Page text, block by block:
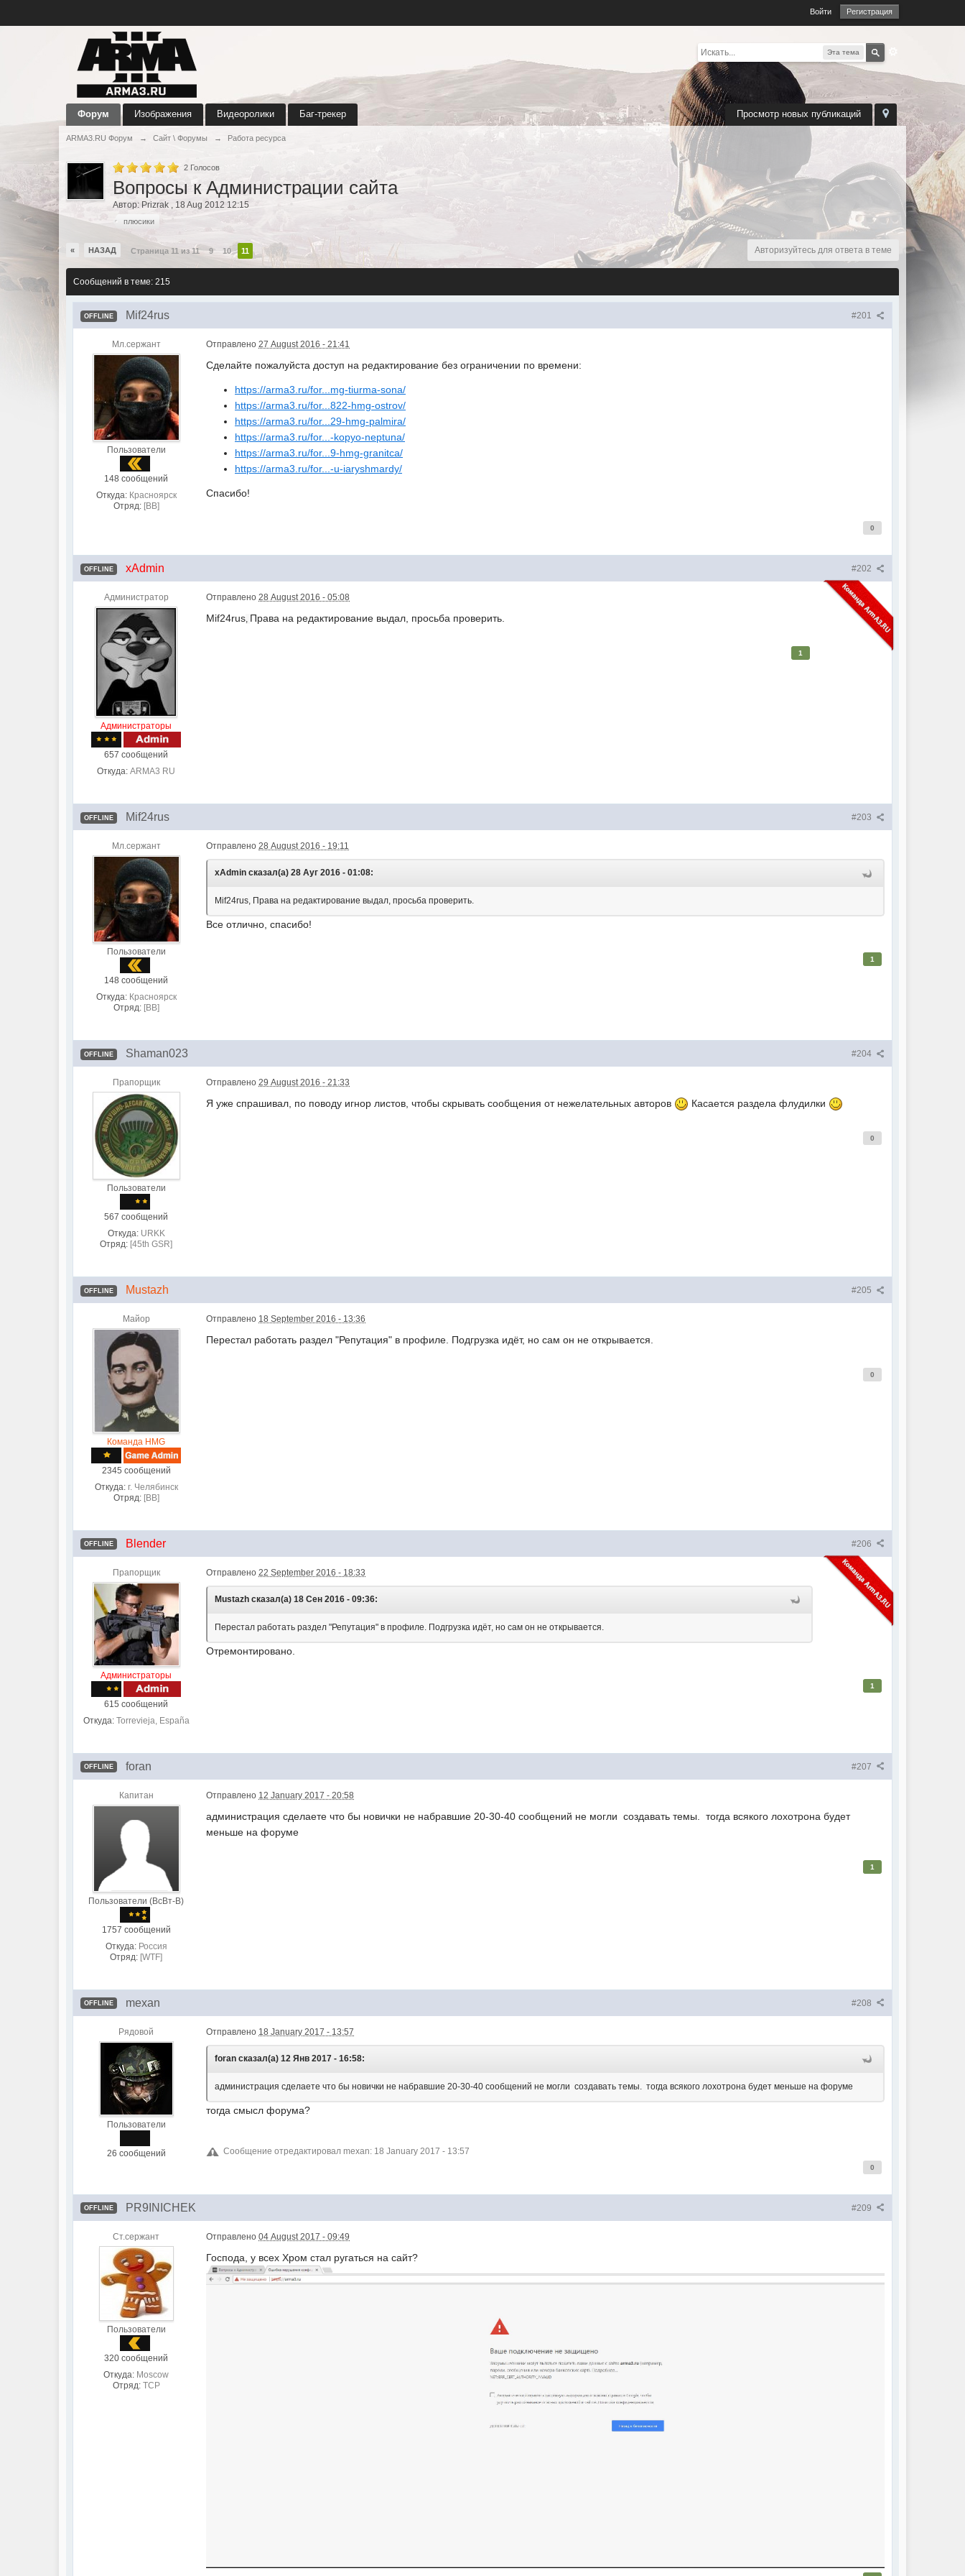
Войти Регистрация
Эта тема
Просмотр новых публикаций
Форум Изображения Видеоролики Баг-трекер
ARMA3.RU Форум → Сайт \ Форумы → Работа ресурса
2 Голосов
Вопросы к Администрации сайта
Автор: Prizrak , 18 Aug 2012 12:15
плюсики
« НАЗАД Страница 11 из 11 9 10 11 Авторизуйтесь для ответа в теме
Сообщений в теме: 215
#201
OFFLINE Mif24rus
Мл.сержант
Пользователи
148 сообщений
Откуда: Красноярск
Отряд: [BB]
Отправлено 27 August 2016 - 21:41
Сделайте пожалуйста доступ на редактирование без ограничении по времени:
https://arma3.ru/for...mg-tiurma-sona/
https://arma3.ru/for...822-hmg-ostrov/
https://arma3.ru/for...29-hmg-palmira/
https://arma3.ru/for...-kopyo-neptuna/
https://arma3.ru/for...9-hmg-granitca/
https://arma3.ru/for...-u-iaryshmardy/
Спасибо!
0
#202
OFFLINE xAdmin
Администратор
Администраторы
657 сообщений
Откуда: ARMA3 RU
Отправлено 28 August 2016 - 05:08
Mif24rus, Права на редактирование выдал, просьба проверить.
1
#203
OFFLINE Mif24rus
Мл.сержант
Пользователи
148 сообщений
Откуда: Красноярск
Отряд: [BB]
Отправлено 28 August 2016 - 19:11
xAdmin сказал(а) 28 Ауг 2016 - 01:08:
Mif24rus, Права на редактирование выдал, просьба проверить.
Все отлично, спасибо!
1
#204
OFFLINE Shaman023
Прапорщик
Пользователи
567 сообщений
Откуда: URKK
Отряд: [45th GSR]
Отправлено 29 August 2016 - 21:33
Я уже спрашивал, по поводу игнор листов, чтобы скрывать сообщения от нежелательных авторов Касается раздела флудилки
0
#205
OFFLINE Mustazh
Майор
Команда HMG
2345 сообщений
Откуда: г. Челябинск
Отряд: [BB]
Отправлено 18 September 2016 - 13:36
Перестал работать раздел "Репутация" в профиле. Подгрузка идёт, но сам он не открывается.
0
#206
OFFLINE Blender
Прапорщик
Администраторы
615 сообщений
Откуда: Torrevieja, España
Отправлено 22 September 2016 - 18:33
Mustazh сказал(а) 18 Сен 2016 - 09:36:
Перестал работать раздел "Репутация" в профиле. Подгрузка идёт, но сам он не открывается.
Отремонтировано.
1
#207
OFFLINE foran
Капитан
Пользователи (ВсВт-В)
1757 сообщений
Откуда: Россия
Отряд: [WTF]
Отправлено 12 January 2017 - 20:58
администрация сделаете что бы новички не набравшие 20-30-40 сообщений не могли создавать темы. тогда всякого лохотрона будет
меньше на форуме
1
#208
OFFLINE mexan
Рядовой
Пользователи
26 сообщений
Отправлено 18 January 2017 - 13:57
foran сказал(а) 12 Янв 2017 - 16:58:
администрация сделаете что бы новички не набравшие 20-30-40 сообщений не могли создавать темы. тогда всякого лохотрона будет меньше на форуме
тогда смысл форума?
Сообщение отредактировал mexan: 18 January 2017 - 13:57
0
#209
OFFLINE PR9INICHEK
Ст.сержант
Пользователи
320 сообщений
Откуда: Moscow
Отряд: TCP
Отправлено 04 August 2017 - 09:49
Господа, у всех Хром стал ругаться на сайт?